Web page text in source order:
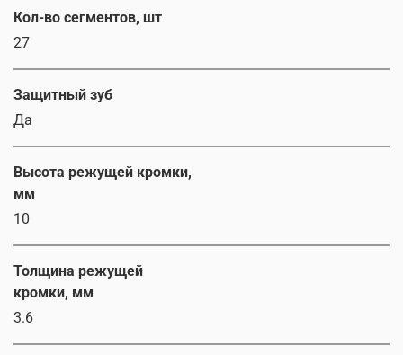
Кол-во сегментов, шт
27
Защитный зуб
Да
Высота режущей кромки,
мм
10
Толщина режущей
кромки, мм
3.6